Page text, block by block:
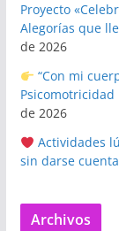
Proyecto
Alegorías que
de 2026
“Con mi
de 2026
Actividades
sin darse cuenta
Archivos